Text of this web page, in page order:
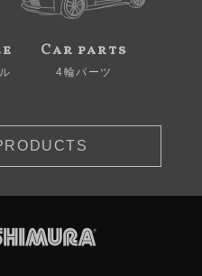
Car parts
4輪パーツ